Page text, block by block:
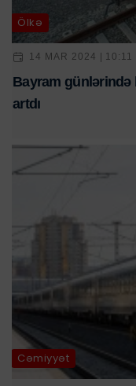
Ölkə
14 MAR 2024 | 10:11
Bayram günlərində
artdı
Cəmiyyət